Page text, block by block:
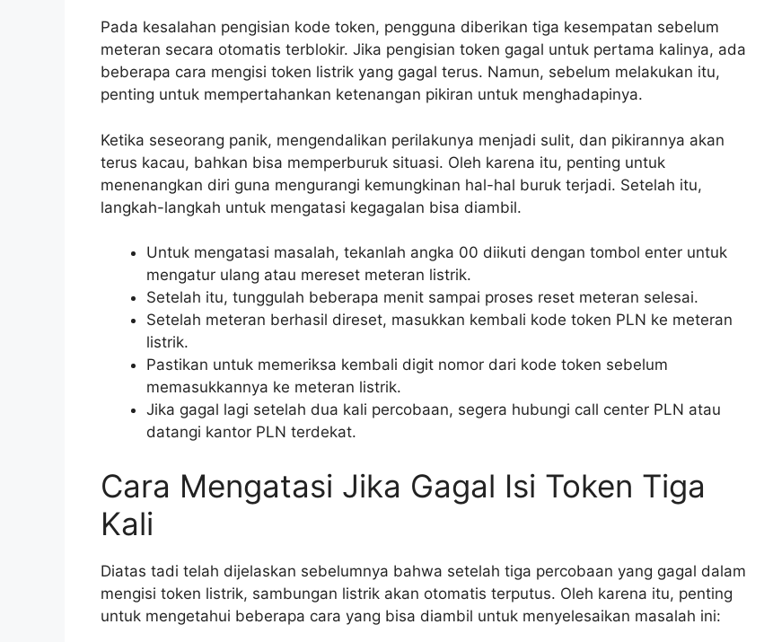
Pada kesalahan pengisian kode token, pengguna diberikan tiga kesempatan sebelum
meteran secara otomatis terblokir. Jika pengisian token gagal untuk pertama kalinya, ada
beberapa cara mengisi token listrik yang gagal terus. Namun, sebelum melakukan itu,
penting untuk mempertahankan ketenangan pikiran untuk menghadapinya.
Ketika seseorang panik, mengendalikan perilakunya menjadi sulit, dan pikirannya akan
terus kacau, bahkan bisa memperburuk situasi. Oleh karena itu, penting untuk
menenangkan diri guna mengurangi kemungkinan hal-hal buruk terjadi. Setelah itu,
langkah-langkah untuk mengatasi kegagalan bisa diambil.
Untuk mengatasi masalah, tekanlah angka 00 diikuti dengan tombol enter untuk
mengatur ulang atau mereset meteran listrik.
Setelah itu, tunggulah beberapa menit sampai proses reset meteran selesai.
Setelah meteran berhasil direset, masukkan kembali kode token PLN ke meteran
listrik.
Pastikan untuk memeriksa kembali digit nomor dari kode token sebelum
memasukkannya ke meteran listrik.
Jika gagal lagi setelah dua kali percobaan, segera hubungi call center PLN atau
datangi kantor PLN terdekat.
Cara Mengatasi Jika Gagal Isi Token Tiga
Kali
Diatas tadi telah dijelaskan sebelumnya bahwa setelah tiga percobaan yang gagal dalam
mengisi token listrik, sambungan listrik akan otomatis terputus. Oleh karena itu, penting
untuk mengetahui beberapa cara yang bisa diambil untuk menyelesaikan masalah ini: